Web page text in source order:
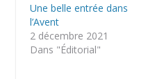
Une belle entrée dans
l’Avent
2 décembre 2021
Dans "Éditorial"